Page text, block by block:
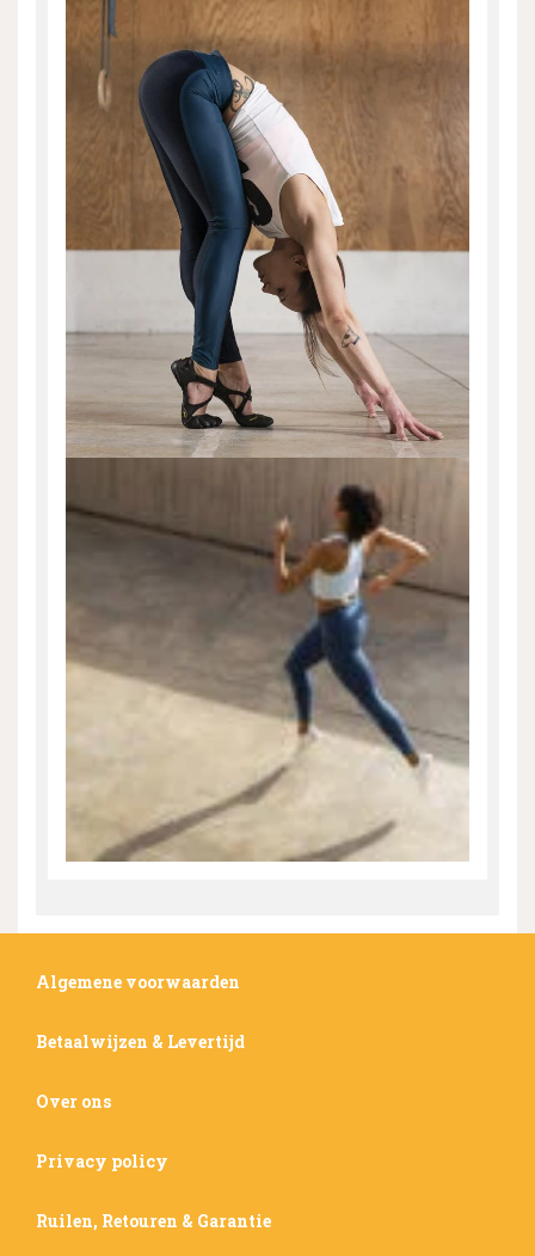
Algemene voorwaarden
Betaalwijzen & Levertijd
Over ons
Privacy policy
Ruilen, Retouren & Garantie